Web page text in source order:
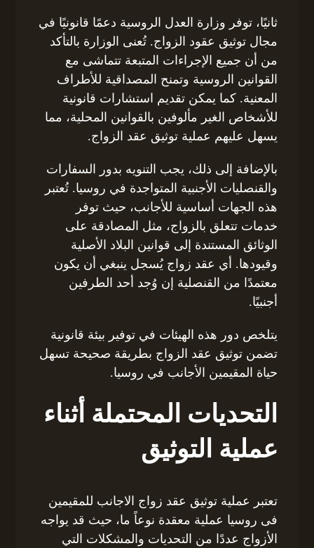
ثانيًا، توفر وزارة العدل الروسية دعمًا قانونيًا في
مجال توثيق عقود الزواج. تُعنى الوزارة بالتأكد
من أن جميع الإجراءات المتبعة تتماشى مع
القوانين الروسية وتمنح المصداقية للأطراف
المعنية. كما يمكن تقديم استشارات قانونية
للأشخاص الغير مألوفين بالقوانين المحلية، مما
يسهل عليهم عملية توثيق عقد الزواج.
بالإضافة إلى ذلك، يجب التنويه بدور السفارات
والقنصليات الأجنبية المتواجدة في روسيا. تُعتبر
هذه الجهات أساسية للأجانب، حيث توفر
خدمات تتعلق بالزواج، مثل المصادقة على
الوثائق المستندة إلى قوانين البلاد الأصلية
وقيودها. أي عقد زواج يُسجل ينبغي أن يكون
معتمدًا من القنصلية إن وُجد أحد الطرفين
أجنبيًا.
يتلخص دور هذه الهيئات في توفير بيئة قانونية
تضمن توثيق عقد الزواج بطريقة صحيحة تسهل
حياة المقيمين الأجانب في روسيا.
التحديات المحتملة أثناء
عملية التوثيق
تعتبر عملية توثيق عقد زواج الاجانب للمقيمين
فى روسيا عملية معقدة نوعاً ما، حيث قد يواجه
الأزواج عددًا من التحديات والمشكلات التي